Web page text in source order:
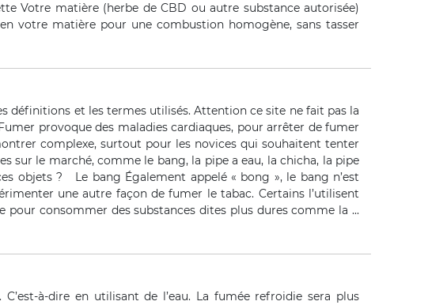
Votre matière (herbe de CBD ou autre substance autorisée)
votre matière pour une combustion homogène, sans tasser
définitions et les termes utilisés. Attention ce site ne fait pas la
provoque des maladies cardiaques, pour arrêter de fumer
complexe, surtout pour les novices qui souhaitent tenter
sur le marché, comme le bang, la pipe a eau, la chicha, la pipe
objets ? Le bang Également appelé « bong », le bang n’est
une autre façon de fumer le tabac. Certains l’utilisent
consommer des substances dites plus dures comme la ...
à-dire en utilisant de l’eau. La fumée refroidie sera plus